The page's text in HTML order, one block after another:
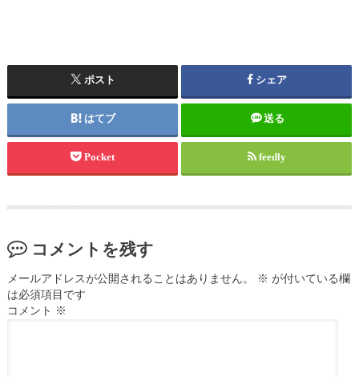
ポスト シェア
はてブ 送る
Pocket feedly
コメントを残す
メールアドレスが公開されることはありません。 ※ が付いている欄
は必須項目です
コメント ※